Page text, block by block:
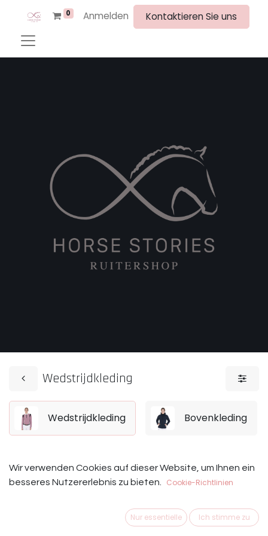
0 Anmelden Kontaktieren Sie uns
Wedstrijdkleding
Wedstrijdkleding Bovenkleding
Op deze pagina vind je alle producten die jij nodig hebt
Wat heb je nodig als ruiter om jewedstrijdoutfit
Wir verwenden Cookies auf dieser Website, um Ihnen ein
besseres Nutzererlebnis zu bieten.
Cookie-Richtlinien
Nur essentielle Ich stimme zu